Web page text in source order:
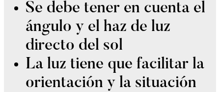
Se debe tener en cuenta el
ángulo y el haz de luz
directo del sol
La luz tiene que facilitar la
orientación y la situación